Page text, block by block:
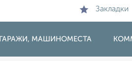
Закладки
ГАРАЖИ, МАШИНОМЕСТА